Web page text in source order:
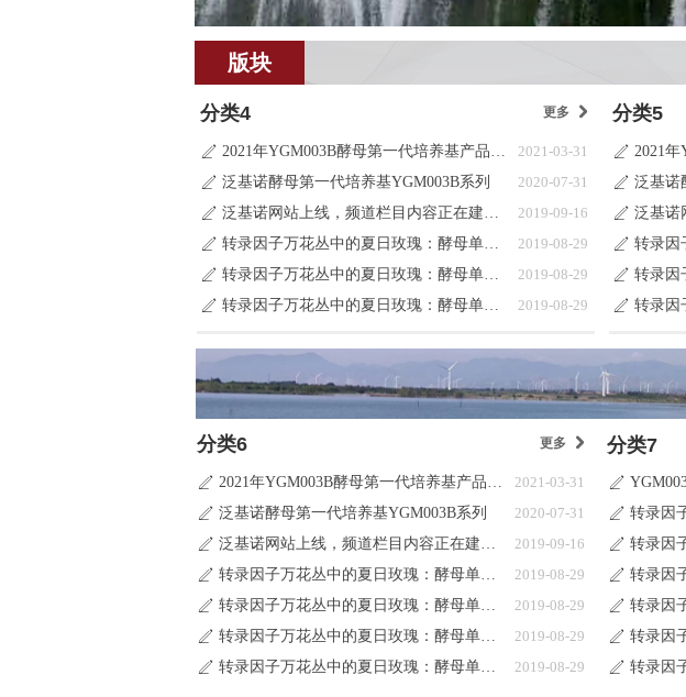
分类4 更多 낑
2021-03-31
ꄅ
2021年YGM003B酵母第一代培养基产品目录更新说明
2020-07-31
ꄅ 泛基诺酵母第一代培养基YGM003B系列
2019-09-16
ꄅ
泛基诺网站上线，频道栏目内容正在建设中
2019-08-29
ꄅ
转录因子万花丛中的夏日玫瑰：酵母单杂交系统
2019-08-29
ꄅ
转录因子万花丛中的夏日玫瑰：酵母单杂交系统
2019-08-29
ꄅ 转录因子万花丛中的夏日玫瑰：酵母单杂交系统
分类5
ꄅ
ꄅ 泛基诺
ꄅ
ꄅ
ꄅ
ꄅ
版块
分类6 更多 낑
2021-03-31
ꄅ
2021年YGM003B酵母第一代培养基产品目录更新说明
2020-07-31
ꄅ 泛基诺酵母第一代培养基YGM003B系列
2019-09-16
ꄅ
泛基诺网站上线，频道栏目内容正在建设中
2019-08-29
ꄅ
转录因子万花丛中的夏日玫瑰：酵母单杂交系统
2019-08-29
ꄅ
转录因子万花丛中的夏日玫瑰：酵母单杂交系统
2019-08-29
ꄅ
转录因子万花丛中的夏日玫瑰：酵母单杂交系统
2019-08-29
ꄅ 转录因子万花丛中的夏日玫瑰：酵母单杂交系统
分类7
ꄅ
ꄅ
ꄅ
ꄅ
ꄅ
ꄅ
ꄅ